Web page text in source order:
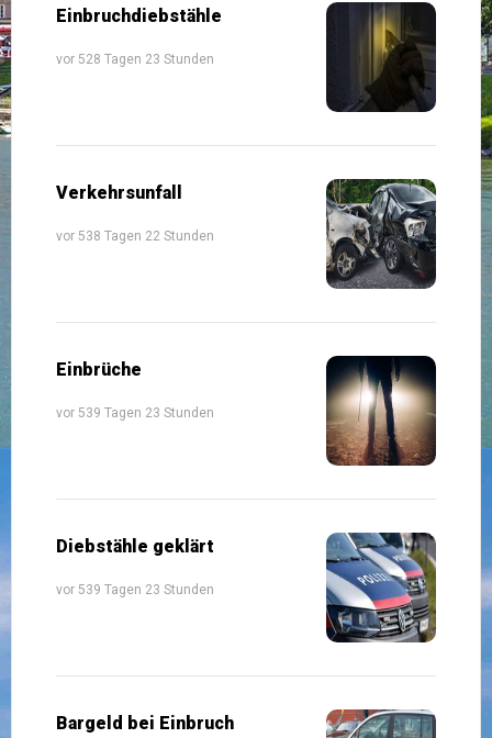
Einbruchdiebstähle
vor 528 Tagen 23 Stunden
Verkehrsunfall
vor 538 Tagen 22 Stunden
Einbrüche
vor 539 Tagen 23 Stunden
Diebstähle geklärt
vor 539 Tagen 23 Stunden
Bargeld bei Einbruch